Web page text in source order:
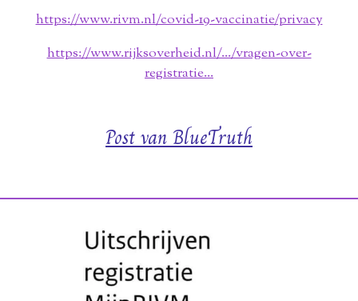
https://www.rivm.nl/covid-19-vaccinatie/privacy
https://www.rijksoverheid.nl/.../vragen-over-
registratie...
Post van BlueTruth